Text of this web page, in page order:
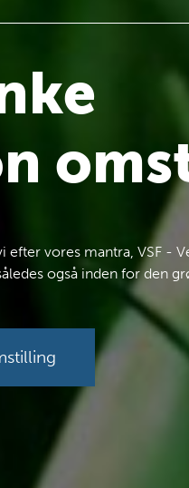
efter vores mantra, VSF -
også inden for den